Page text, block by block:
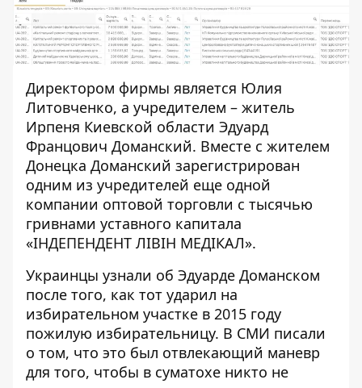
Директором фирмы является Юлия
Литовченко, а учредителем – житель
Ирпеня Киевской области Эдуард
Францович Доманский. Вместе с жителем
Донецка Доманский зарегистрирован
одним из учредителей еще одной
компании оптовой торговли с тысячью
гривнами уставного капитала
«ІНДЕПЕНДЕНТ ЛІВІН МЕДІКАЛ».
Украинцы узнали об Эдуарде Доманском
после того, как тот ударил на
избирательном участке в 2015 году
пожилую избирательницу. В СМИ писали
о том, что это был отвлекающий маневр
для того, чтобы в суматохе никто не